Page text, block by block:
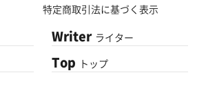
特定商取引法に基づく表示
Writer ライター
Top トップ